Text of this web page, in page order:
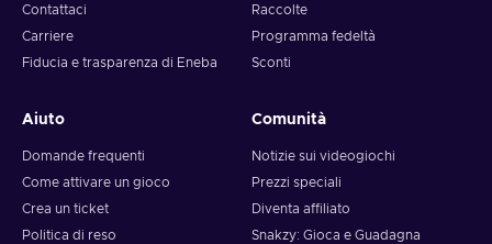
Contattaci
Carriere
Fiducia e trasparenza di Eneba
Raccolte
Programma fedeltà
Sconti
Aiuto
Domande frequenti
Come attivare un gioco
Crea un ticket
Politica di reso
Comunità
Notizie sui videogiochi
Prezzi speciali
Diventa affiliato
Snakzy: Gioca e Guadagna